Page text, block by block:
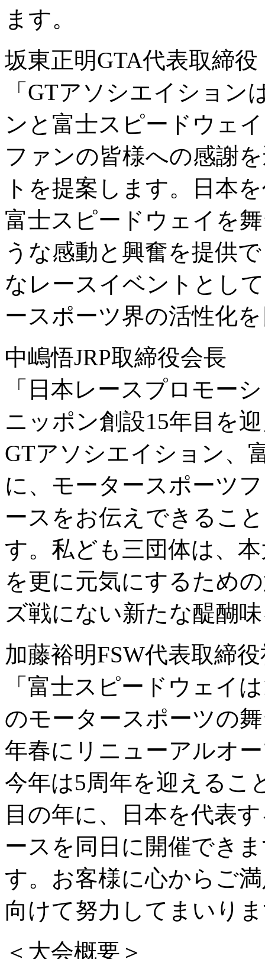
ます。
坂東正明GTA代表取締役
「GTアソシエイショ
ンと富士スピードウェ
ファンの皆様への感謝
トを提案します。日本
富士スピードウェイを
うな感動と興奮を提供
なレースイベントとし
ースポーツ界の活性化
中嶋悟JRP取締役会長
「日本レースプロモー
ニッポン創設15年目を
GTアソシエイション、
に、モータースポーツ
ースをお伝えできるこ
す。私ども三団体は、
を更に元気にするため
ズ戦にない新たな醍醐
加藤裕明FSW代表取締
「富士スピードウェイ
のモータースポーツの
年春にリニューアルオ
今年は5周年を迎えるこ
目の年に、日本を代表
ースを同日に開催でき
す。お客様に心からご
向けて努力してまいり
＜大会概要＞